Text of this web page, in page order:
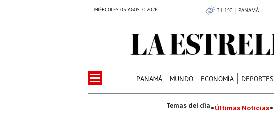
MIÉRCOLES 05 AGOSTO 2026 31.1°C | PANAMÁ
PANAMÁ MUNDO ECONOMÍA DEPORTES
Últimas Noticias